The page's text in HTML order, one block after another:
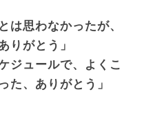
は思わなかったが、
りがとう」
ジュールで、よくこ
た、ありがとう」